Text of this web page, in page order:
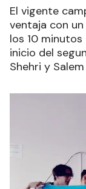
El vigente
ventaja con
los 10
inicio del
Shehri y